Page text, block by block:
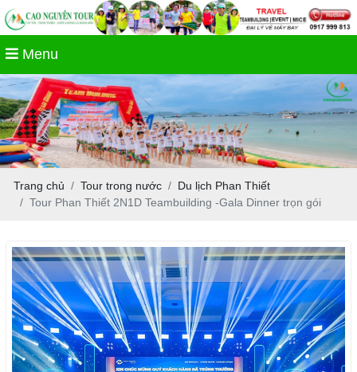
Menu
Trang chủ Tour trong nước
Du lịch Phan Thiết
Tour Phan Thiết 2N1D Teambuilding -Gala Dinner trọn gói